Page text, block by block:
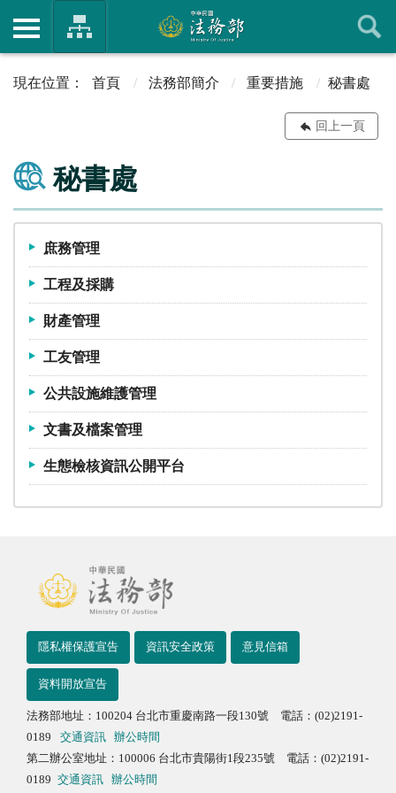
首頁 法務部簡介 重要措施 秘書處
回上一頁
秘書處
庶務管理
工程及採購
財產管理
工友管理
公共設施維護管理
文書及檔案管理
生態檢核資訊公開平台
隱私權保護宣告 資訊安全政策 意見信箱
資料開放宣告
法務部地址：100204 台北市重慶南路一段130號 電話：(02)2191-
0189
交通資訊
辦公時間
第二辦公室地址：100006 台北市貴陽街1段235號 電話：(02)2191-
0189 交通資訊 辦公時間